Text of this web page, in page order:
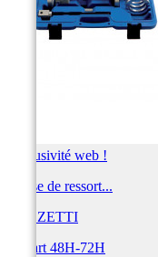
Exclusivité web !
Presse de ressort...
BUZZETTI
Départ 48H-72H